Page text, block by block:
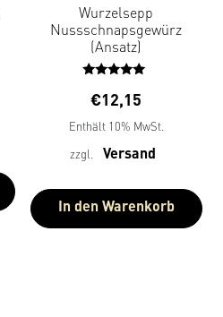
Wurzelsepp
Nussschnapsgewürz
(Ansatz)
Bewertet
mit
5.00
von 5
€12,15
Enthält 10% MwSt.
zzgl. Versand
In den Warenkorb